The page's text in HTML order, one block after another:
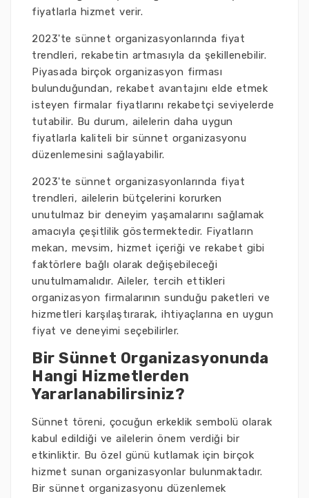
fiyatlarla hizmet verir.
2023'te sünnet organizasyonlarında fiyat
trendleri, rekabetin artmasıyla da şekillenebilir.
Piyasada birçok organizasyon firması
bulunduğundan, rekabet avantajını elde etmek
isteyen firmalar fiyatlarını rekabetçi seviyelerde
tutabilir. Bu durum, ailelerin daha uygun
fiyatlarla kaliteli bir sünnet organizasyonu
düzenlemesini sağlayabilir.
2023'te sünnet organizasyonlarında fiyat
trendleri, ailelerin bütçelerini korurken
unutulmaz bir deneyim yaşamalarını sağlamak
amacıyla çeşitlilik göstermektedir. Fiyatların
mekan, mevsim, hizmet içeriği ve rekabet gibi
faktörlere bağlı olarak değişebileceği
unutulmamalıdır. Aileler, tercih ettikleri
organizasyon firmalarının sunduğu paketleri ve
hizmetleri karşılaştırarak, ihtiyaçlarına en uygun
fiyat ve deneyimi seçebilirler.
Bir Sünnet Organizasyonunda
Hangi Hizmetlerden
Yararlanabilirsiniz?
Sünnet töreni, çocuğun erkeklik sembolü olarak
kabul edildiği ve ailelerin önem verdiği bir
etkinliktir. Bu özel günü kutlamak için birçok
hizmet sunan organizasyonlar bulunmaktadır.
Bir sünnet organizasyonu düzenlemek